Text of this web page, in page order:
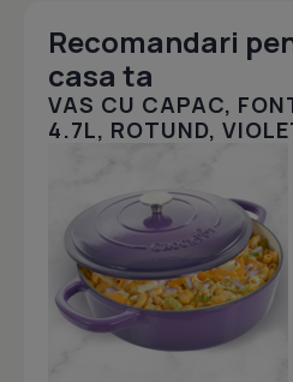
Recomandari
casa ta
VAS CU CAPAC,
4.7L, ROTUND,